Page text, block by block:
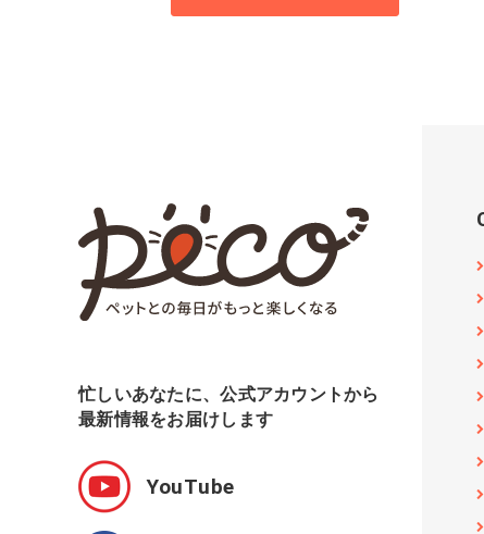
忙しいあなたに、公式アカウントから
最新情報をお届けします
YouTube